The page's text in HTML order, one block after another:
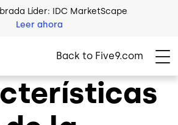
Líder: IDC MarketScape
Leer ahora
Back to Five9.com